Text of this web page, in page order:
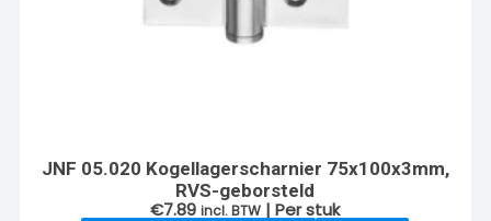
JNF 05.020 Kogellagerscharnier 75x100x3mm,
RVS-geborsteld
€7.89 incl. BTW | Per stuk